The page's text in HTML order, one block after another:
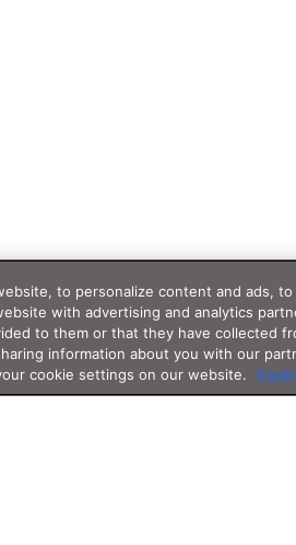
to personalize content and ads, to
with advertising and analytics
to them or that they have collected
information about you with our
cookie settings on our website.